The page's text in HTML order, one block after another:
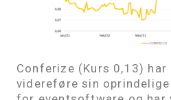
Conferize (Kurs 0,13)
videreføre sin